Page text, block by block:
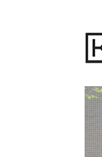
不
不